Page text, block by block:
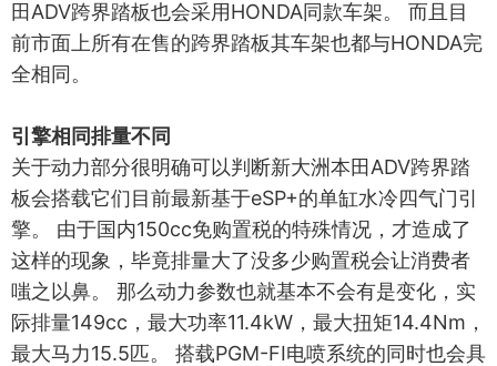
田ADV跨界踏板也会采用HONDA同款车架。 而且目
前市面上所有在售的跨界踏板其车架也都与HONDA完
全相同。
引擎相同排量不同
关于动力部分很明确可以判断新大洲本田ADV跨界踏
板会搭载它们目前最新基于eSP+的单缸水冷四气门引
擎。 由于国内150cc免购置税的特殊情况，才造成了
这样的现象，毕竟排量大了没多少购置税会让消费者
嗤之以鼻。 那么动力参数也就基本不会有是变化，实
际排量149cc，最大功率11.4kW，最大扭矩14.4Nm，
最大马力15.5匹。 搭载PGM-FI电喷系统的同时也会具